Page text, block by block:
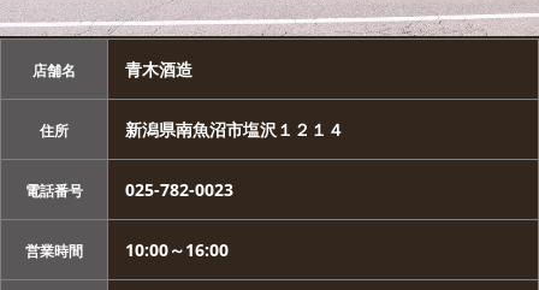
店舗名 青木酒造
住所 新潟県南魚沼市塩沢１２１４
電話番号 025-782-0023
営業時間 10:00～16:00